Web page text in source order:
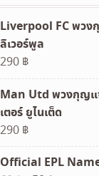
Liverpool FC พวง
ลิเวอร์พูล
290 ฿
Man Utd พวงกุญแ
เตอร์ ยูไนเต็ด
290 ฿
Official EPL